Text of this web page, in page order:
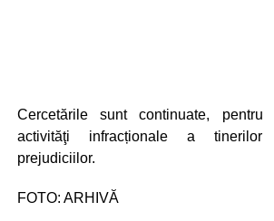
Cercetările sunt continuate, pentru
activităţi infracționale a tinerilor
prejudiciilor.
FOTO: ARHIVĂ